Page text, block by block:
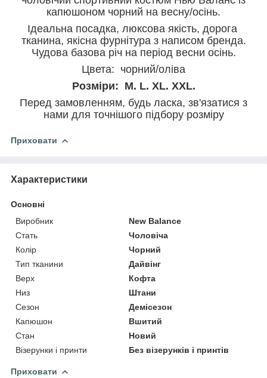
капюшоном чорний на весну/осінь.
Ідеальна посадка, люксова якість, дорога
тканина, якісна фурнітура з написом бренда.
Чудова базова річ на період весни осінь.
Цвета: чорний/оліва
Розміри: M. L. XL. XXL.
Перед замовленням, будь ласка, зв'язатися з
нами для точнішого підбору розміру
Приховати
Характеристики
Основні
Виробник
New Balance
Стать
Чоловіча
Колір
Чорний
Тип тканини
Дайвінг
Верх
Кофта
Низ
Штани
Сезон
Демісезон
Капюшон
Вшитий
Стан
Новий
Візерунки і принти
Без візерунків і принтів
Приховати